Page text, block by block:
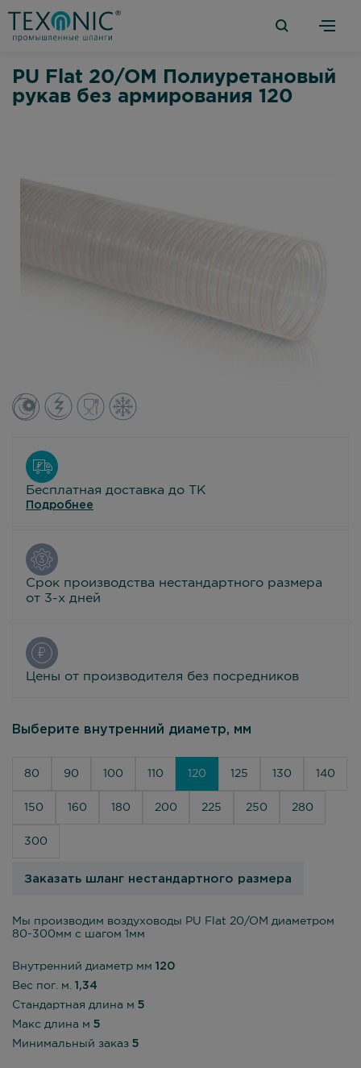
PU Flat 20/OM Полиуретановый
рукав без армирования 120
Бесплатная доставка до ТК
Подробнее
Срок производства нестандартного размера
от 3-х дней
Цены от производителя без посредников
Выберите внутренний диаметр, мм
80 90 100 110 120 125 130 140
150 160 180 200 225 250 280
300
Заказать шланг нестандартного размера
Мы производим воздуховоды PU Flat 20/OM диаметром
80-300мм с шагом 1мм
Внутренний диаметр мм 120
Вес пог. м. 1,34
Стандартная длина м 5
Макс длина м 5
Минимальный заказ 5